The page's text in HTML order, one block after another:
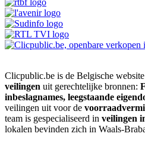
Clicpublic.be is de Belgische
veilingen uit gerechtelijke bronnen:
inbeslagnames, leegstaande
veilingen uit voor de
team is gespecialiseerd in veilingen
lokalen bevinden zich in Waals-